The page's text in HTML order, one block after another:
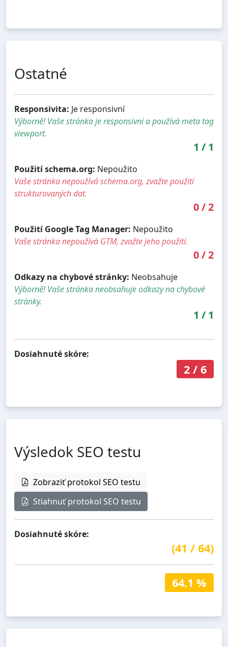
Ostatné
Responsivita: Je responsivní
Výborně! Vaše stránka je responsivní a používá meta tag
viewport.
1 / 1
Použití schema.org: Nepoužito
Vaše stránka nepoužívá schema.org, zvažte použití
strukturovaných dat.
0/2
Použití Google Tag Manager: Nepoužito
Vaše stránka nepoužívá GTM, zvažte jeho použití.
0/2
Odkazy na chybové stránky: Neobsahuje
Výborně! Vaše stránka neobsahuje odkazy na chybové
stránky.
1 / 1
Dosiahnuté skóre:
2/ 6
Výsledok SEO testu
Zobraziť protokol SEO testu
Stiahnuť protokol SEO testu
Dosiahnuté skóre:
(41 / 64)
64.1 %